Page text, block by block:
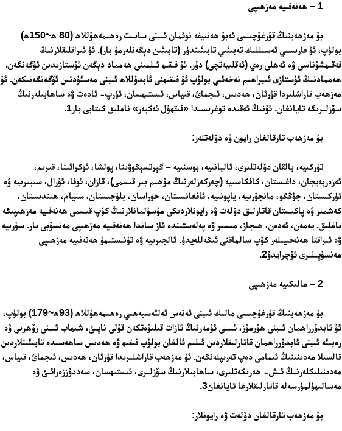
1 – ھەنەفىيە مەزھىپى
بۇ مەزھەبنىڭ قۇرغۇچىسى ئەبۇ ھەنىيفە نوئمان ئىبنى سابىت رەھىمەھۇللاھ (80 ھ~150ھ)
بولۇپ، ئۇ فارىسىي ئەسىللىك تەبىئىي تابىئىندۇر (تابىئىن دېگەنلەرمۇ بار). ئۇ ئىراقلىقلارنىڭ
فەقىھشۇناسى ۋە ئەھلى رەي (ئەقلىيەتچى) دۇر. ئۇ فىقىھ ئىلمىنى ھەمماد دېگەن ئۇستازىدىن ئۇگەنگەن.
ھەممادنىڭ ئۇستازى ئىبراھىم نەخەئىي بولۇپ ئۇ فىقىھنى ئابدۇللاھ ئىبنى مەسئۇدتىن ئۆگەنگەنىكەن. ئۇ
مەزھەب قاراشلىردا قۇرئان، ھەدىس، ئىجمائ، قىياس، ئىستىھسان، ئۆرپ- ئادەت ۋە ساھابىلەرنىڭ
سۆزلىرىگە تايانغان. ئۇنىڭ ئەقىدە توغرىسىدا «فىقھۇل ئەكبەر» ناملىق كىتابى بار1.
بۇ مەزھەب تارقالغان رايون ۋە دۆلەتلەر:
تۈركىيە، بالقان دۆلەتلىرى، ئالبانىيە، بوسنىيە – گېرتسېگوۋىنا، پولشا، ئوكرائىنا، قىرىم،
ئەزەربەيجان، داغىستان، كافكاسىيە (چەركەزلەرنىڭ مۇھىم بىر قىسمى)، قازان، ئوفا، ئۇرال، سىبىرىيە ۋە
تۈركىستان، جۇڭگو، مانجۇرىيە، ياپونىيە، ئافغانىستان، خوراسان، بلۈجىستان، سىيام، ھىندىستان،
كەشمىر ۋە پاكىستان قاتارلىق دۆلەت ۋە رايونلاردىكى مۇسۇلمانلارنىڭ كۆپ قىسمى ھەنەفىيە مەزھىپىگە
باغلىق. يەمەن، ئەدەن، ھىجاز، مىسىر ۋە پەلەستىندە ئاز ساندا ھەنەفىيە مەزھىپى مەنسۇبى بار. سۈرىيە
ۋە ئىراقتا ھەنەفىيىلەر كۆپ سالماقنى ئىگەللەيدۇ. ئالجىرىيە ۋە تۇنىستىمۇ ھەنەفىيە مەزھىپى
مەنسۇپىلىرى ئۇچرايدۇ2.
2 – مالىكىيە مەزھىپى
بۇ مەزھەبنىڭ قۇرغۇچىسى مالىك ئىبنى ئەنەس ئەلئەسبەھىي رەھىمەھۇللاھ (93ھ~179) بولۇپ،
ئۇ ئابدۇرراھمان ئىبنى ھۇرمۇز، ئىبنى ئۇمەرنىڭ ئازات قىلىۋەتكەن قۇلى ناپىئ، شىھاب ئىبنى زۆھرىي ۋە
رەبىئە ئىبنى ئابدۇرراھمان قاتارلىقلاردىن ئىلىم ئالغان بولۇپ فىقىھ ۋە ھەدىس ساھەسىدە تابىئىنلاردىن
قالسىلا مەدىنىنىڭ ئىمامى دەپ تەرىپلەنگەن. ئۇ مەزھەب قاراشلىرىدا قۇرئان، ھەدىس، ئىجمائ، قىياس،
مەدىنىلىكلەرنىڭ ئىش- ھەرىكەتلىرى، ساھابىلارنىڭ سۆزلىرى، ئىستىھسان، سەددۇززەرائىئ ۋە
مەسالىھۇلمۇرسەلە قاتارلىقلارغا تايانغان3.
بۇ مەزھەب تارقالغان دۆلەت ۋە رايونلار: